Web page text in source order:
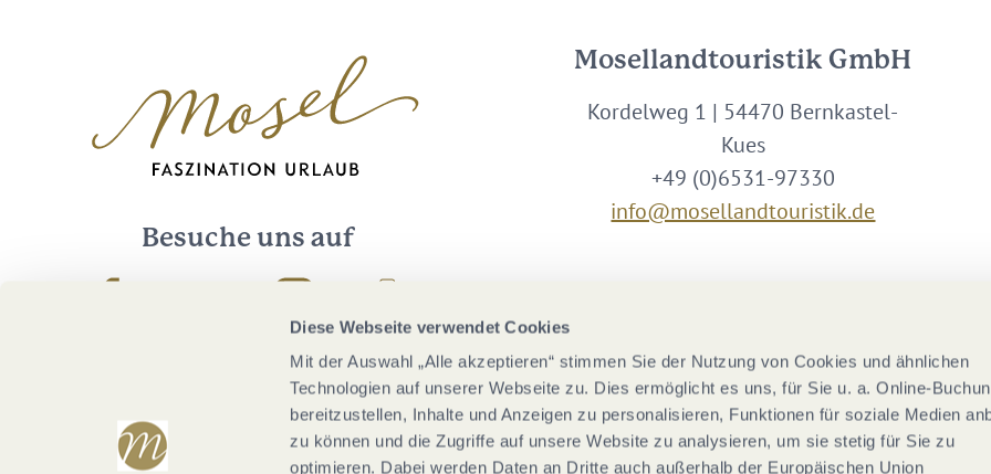
Diese Webseite verwendet Cookies
Mit der Auswahl „Alle akzeptieren“ stimmen Sie der Nutzung von Cookies und ähnlichen
Technologien auf unserer Webseite zu. Dies ermöglicht es uns, für Sie u. a. Online-
bereitzustellen, Inhalte und Anzeigen zu personalisieren, Funktionen für soziale Medien
zu können und die Zugriffe auf unsere Website zu analysieren, um sie stetig für Sie zu
optimieren. Dabei werden Daten an Dritte auch außerhalb der Europäischen Union
Besuche uns auf
Mosellandtouristik GmbH
Kordelweg 1 | 54470 Bernkastel-
Kues
+49 (0)6531-97330
info@mosellandtouristik.de